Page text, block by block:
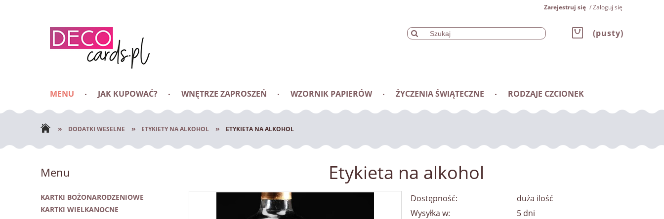
Zarejestruj się Zaloguj się
(pusty)
MENU JAK KUPOWAĆ? WNĘTRZE ZAPROSZEŃ WZORNIK PAPIERÓW ŻYCZENIA ŚWIĄTECZNE
RODZAJE CZCIONEK
BLOG
» DODATKI WESELNE » ETYKIETY NA ALKOHOL » ETYKIETA NA ALKOHOL
Menu
KARTKI BOŻONARODZENIOWE
KARTKI WIELKANOCNE
Etykieta na alkohol
Dostępność:
duża ilość
Wysyłka w:
5 dni